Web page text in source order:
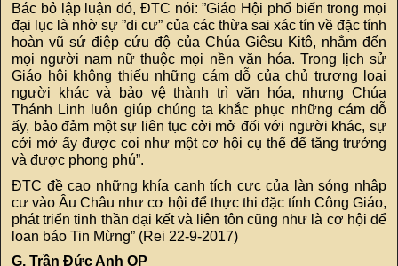
Bác bỏ lập luận đó, ĐTC nói: ”Giáo Hội phổ biến trong mọi
đại lục là nhờ sự ”di cư” của các thừa sai xác tín về đặc tính
hoàn vũ sứ điệp cứu độ của Chúa Giêsu Kitô, nhắm đến
mọi người nam nữ thuộc mọi nền văn hóa. Trong lịch sử
Giáo hội không thiếu những cám dỗ của chủ trương loại
người khác và bảo vệ thành trì văn hóa, nhưng Chúa
Thánh Linh luôn giúp chúng ta khắc phục những cám dỗ
ấy, bảo đảm một sự liên tục cởi mở đối với người khác, sự
cởi mở ấy được coi như một cơ hội cụ thể để tăng trưởng
và được phong phú”.
ĐTC đề cao những khía cạnh tích cực của làn sóng nhập
cư vào Âu Châu như cơ hội để thực thi đặc tính Công Giáo,
phát triển tinh thần đại kết và liên tôn cũng như là cơ hội để
loan báo Tin Mừng” (Rei 22-9-2017)
G. Trần Đức Anh OP